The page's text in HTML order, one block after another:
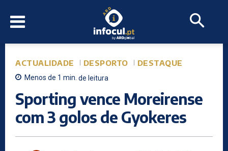
ACTUALIDADE DESPORTO DESTAQUE
Menos de 1 min. de leitura
Sporting vence Moreirense
com 3 golos de Gyokeres